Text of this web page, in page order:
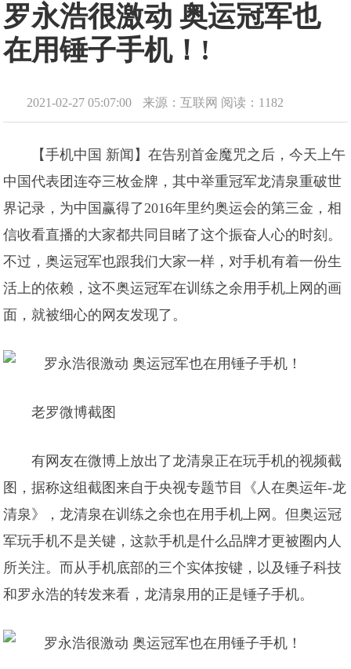
罗永浩很激动 奥运冠军也
在用锤子手机！!
2021-02-27 05:07:00 来源：互联网 阅读：1182
【手机中国 新闻】在告别首金魔咒之后，今天上午
中国代表团连夺三枚金牌，其中举重冠军龙清泉重破世
界记录，为中国赢得了2016年里约奥运会的第三金，相
信收看直播的大家都共同目睹了这个振奋人心的时刻。
不过，奥运冠军也跟我们大家一样，对手机有着一份生
活上的依赖，这不奥运冠军在训练之余用手机上网的画
面，就被细心的网友发现了。
老罗微博截图
有网友在微博上放出了龙清泉正在玩手机的视频截
图，据称这组截图来自于央视专题节目《人在奥运年-龙
清泉》，龙清泉在训练之余也在用手机上网。但奥运冠
军玩手机不是关键，这款手机是什么品牌才更被圈内人
所关注。而从手机底部的三个实体按键，以及锤子科技
和罗永浩的转发来看，龙清泉用的正是锤子手机。